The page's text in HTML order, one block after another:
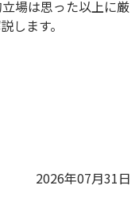
場は思った以上に厳
します。
2026年07月31日